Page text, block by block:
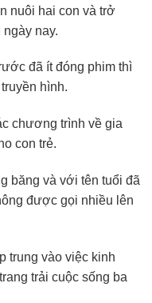
nuôi hai con và trở
nay.
đã ít đóng phim thì
hình.
chương trình về gia
con trẻ.
băng và với tên tuổi đã
được gọi nhiều lên
trung vào việc kinh
trải cuộc sống ba